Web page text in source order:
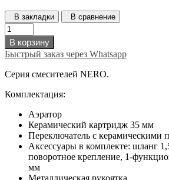
В закладки В сравнение
В корзину
Быстрый заказ через Whatsapp
Серия смесителей NERO.
Комплектация:
Аэратор
Керамический картридж 35 мм
Переключатель с керамическими
Аксессуары в комплекте: шланг
поворотное крепление, 1-
мм
Металлическая рукоятка